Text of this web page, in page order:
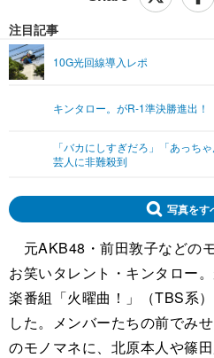
音楽
ペット
リリース一覧
プッシュ通知の停止方法
注目記事
10G光回線導入レポ
キンタロー。がR-1準決勝進出
「バカにしすぎだろ」「あっ
芸人に非難殺到
写真をす
元AKB48・前田敦子などの
お笑いタレント・キンタロー
楽番組「火曜曲！」（TBS系
した。メンバーたちの前でみ
のモノマネに、北原本人や篠